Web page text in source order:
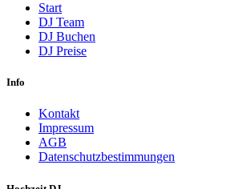
Start
DJ Team
DJ Buchen
DJ Preise
Info
Kontakt
Impressum
AGB
Datenschutzbestimmungen